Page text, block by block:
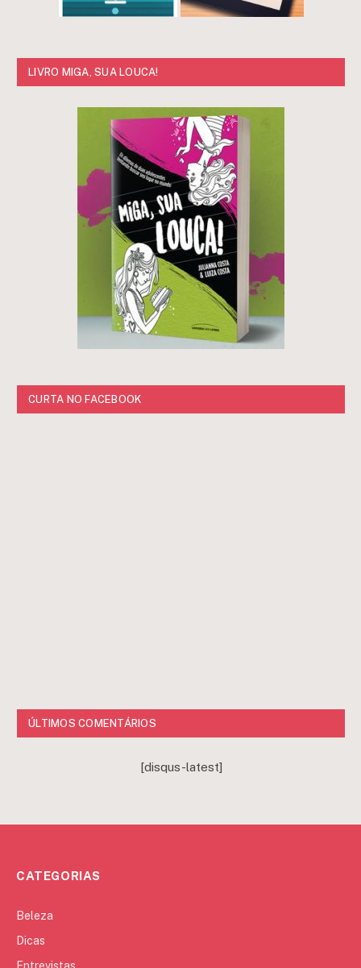
LIVRO MIGA, SUA LOUCA!
CURTA NO FACEBOOK
ÚLTIMOS COMENTÁRIOS
[disqus-latest]
CATEGORIAS
Beleza
Dicas